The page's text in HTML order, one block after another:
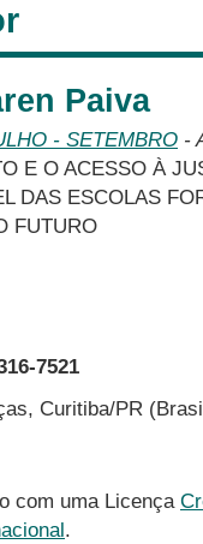
Paiva
- SETEMBRO -
E O ACESSO À
DAS ESCOLAS
FUTURO
7521
Curitiba/PR
com uma Licença
.